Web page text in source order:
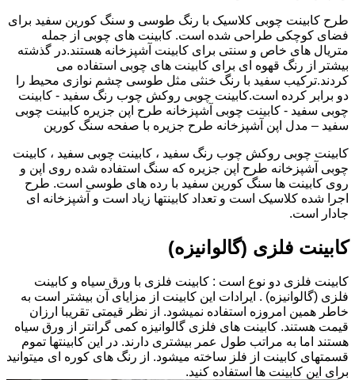
طرح کابینت چوبی کلاسیک با رنگ طوسی و سنگ کورین سفید برای
فضای کوچکی طراحی شده است. کابینت های چوبی از جمله
متریال های خاص و سنتی برای کابینت آشپزخانه هستند.در گذشته
بیشتر از رنگ قهوه ای برای کابینت های چوبی استفاده می
کردند.ترکیب سفید با رنگ خنثی مثل طوسی چشم نوازی محیط را
دو برابر کرده است.کابینت چوبی روکش چوب رنگ سفید - کابینت
چوبی سفید - کابینت چوبی آشپزخانه طرح اپن جزیره کابینت چوبی
سفید – مدل اپن آشپزخانه طرح جزیره با صفحه سنگ کورین
کابینت چوبی روکش چوب رنگ سفید ، کابینت چوبی سفید ، کابینت
چوبی آشپزخانه طرح اپن جزیره که سنگ استفاده شده روی اپن و
روی کابینت ها سنگ کورین سفید با رده های طوسی است. طرح
اجرا شده کلاسیک است و تعداد کابینتها زیاد است و آشپزخانه ای
جادار است.
کابینت فلزی (گالوانیزه)
کابینت فلزی دو نوع است : کابینت فلزی با ورق سیاه و کابینت
فلزی (گالوانیزه) . ایرادات این کابینت از مزایای آن بیشتر است به
خاطر همین امروزه استفاده نمیشود. از نظر قیمتی تقریبا ارزان
قیمت هستند. کابینت های فلزی گالوانیزه کمی گرانتر از ورق سیاه
هستند اما به مراتب طول عمر بیشتری دارند. در این کابینتها تموم
قسمتهای کابینت از فلز ساخته میشود. از رنگ های کوره ای میتوانید
برای این کابینت ها استفاده کنید.